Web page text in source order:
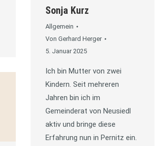
Sonja Kurz
Allgemein
Von Gerhard Herger
5. Januar 2025
Ich bin Mutter von zwei
Kindern. Seit mehreren
Jahren bin ich im
Gemeinderat von Neusiedl
aktiv und bringe diese
Erfahrung nun in Pernitz ein.